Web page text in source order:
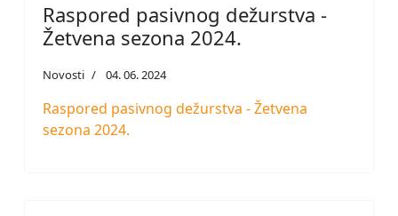
Raspored pasivnog dežurstva -
Žetvena sezona 2024.
Novosti 04. 06. 2024
Raspored pasivnog dežurstva - Žetvena
sezona 2024.